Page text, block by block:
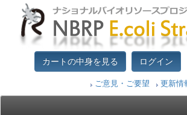
カートの中身を見る ログイン
ご意見・ご要望 更新情